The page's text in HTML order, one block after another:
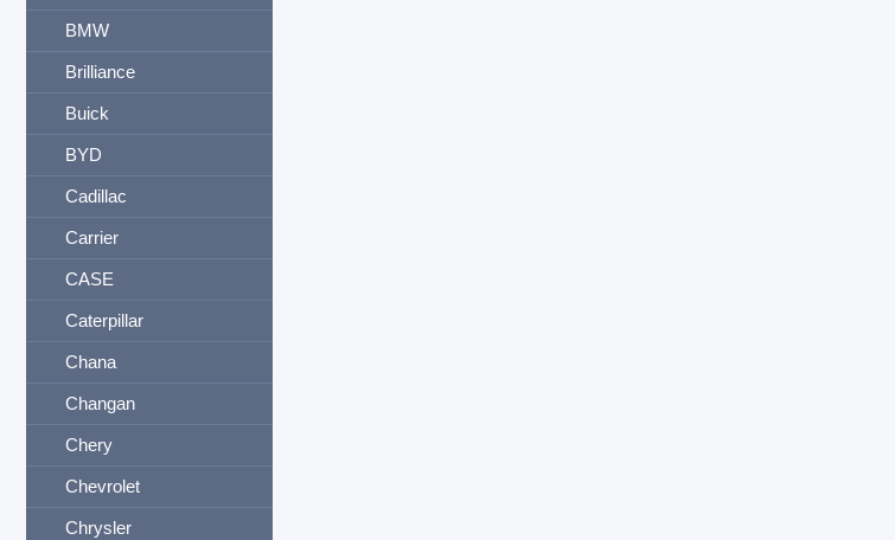
BMW
Brilliance
Buick
BYD
Cadillac
Carrier
CASE
Caterpillar
Chana
Changan
Chery
Chevrolet
Chrysler